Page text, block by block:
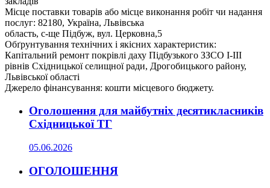
Місце поставки товарів або місце виконання робіт чи надання
послуг: 82180, Україна, Львівська
область, с-ще Підбуж, вул. Церковна,5
Обґрунтування технічних і якісних характеристик:
Капітальний ремонт покрівлі даху Підбузького ЗЗСО I-III
рівнів Східницької селищної ради, Дрогобицького району,
Львівської області
Джерело фінансування: кошти місцевого бюджету.
Оголошення для майбутніх десятикласників
Східницької ТГ
05.06.2026
ОГОЛОШЕННЯ